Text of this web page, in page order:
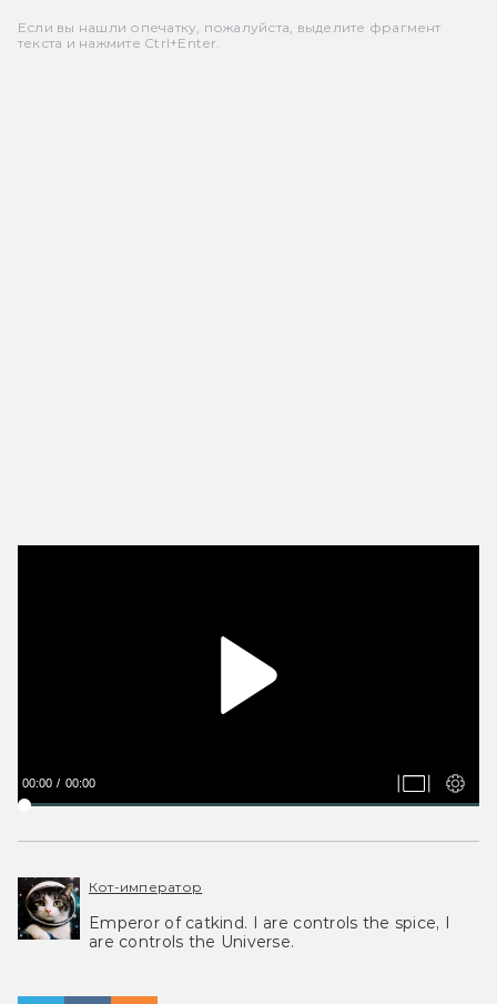
Если вы нашли опечатку, пожалуйста, выделите фрагмент
текста и нажмите Ctrl+Enter.
00:00 00:00
Кот-император
Emperor of catkind. I are controls the spice, I
are controls the Universe.